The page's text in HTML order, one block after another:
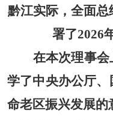
黔江实际，全面总
署了2026
在本次理事
学了中央办公厅
命老区振兴发展的